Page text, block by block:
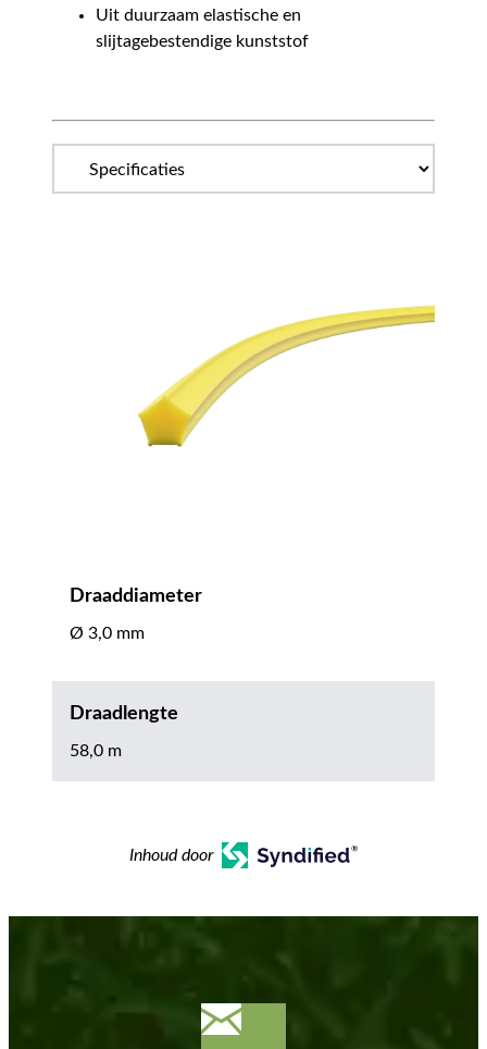
Uit duurzaam elastische en
slijtagebestendige kunststof
Draaddiameter
Ø 3,0 mm
Draadlengte
58,0 m
Inhoud door